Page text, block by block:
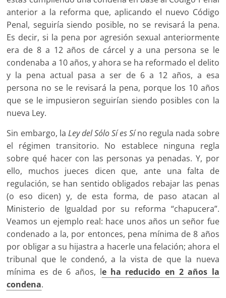
anterior a la reforma que, aplicando el nuevo Código
Penal, seguiría siendo posible, no se revisará la pena.
Es decir, si la pena por agresión sexual anteriormente
era de 8 a 12 años de cárcel y a una persona se le
condenaba a 10 años, y ahora se ha reformado el delito
y la pena actual pasa a ser de 6 a 12 años, a esa
persona no se le revisará la pena, porque los 10 años
que se le impusieron seguirían siendo posibles con la
nueva Ley.
Sin embargo, la Ley del Sólo Sí es Síno regula nada sobre
el régimen transitorio. No establece ninguna regla
sobre qué hacer con las personas ya penadas. Y, por
ello, muchos jueces dicen que, ante una falta de
regulación, se han sentido obligados rebajar las penas
(o eso dicen) y, de esta forma, de paso atacan al
Ministerio de Igualdad por su reforma “chapucera”.
Veamos un ejemplo real: hace unos años un señor fue
condenado a la, por entonces, pena mínima de 8 años
por obligar a su hijastra a hacerle una felación; ahora el
tribunal que le condenó, a la vista de que la nueva
mínima es de 6 años, le ha reducido en 2 años la
condena.